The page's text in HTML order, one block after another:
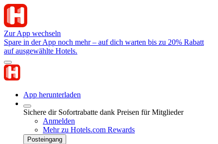
Zur App wechseln
Spare in der App noch mehr – auf dich warten bis zu 20% Rabatt
auf ausgewählte Hotels.
App herunterladen
Sichere dir Sofortrabatte dank Preisen für Mitglieder
Anmelden
Mehr zu Hotels.com Rewards
Posteingang